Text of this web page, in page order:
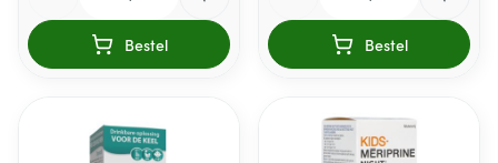
Bestel Bestel